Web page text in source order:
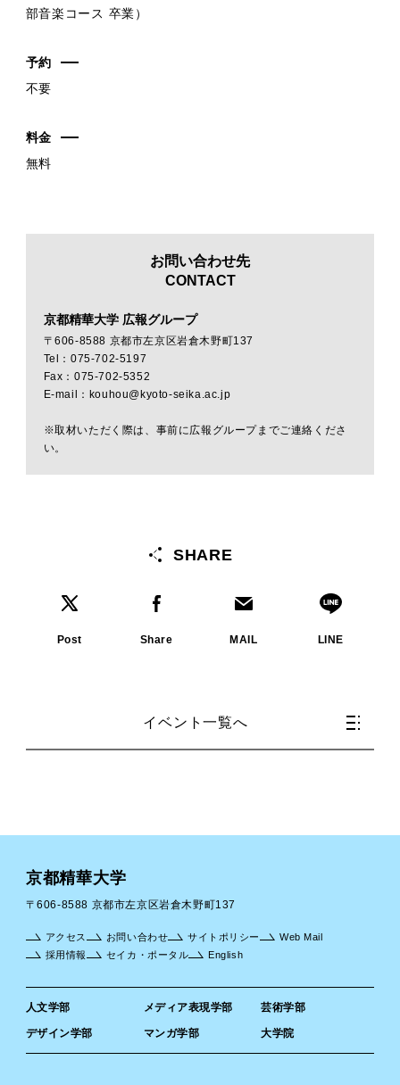
部音楽コース 卒業）
予約
不要
料金
無料
お問い合わせ先
CONTACT
京都精華大学 広報グループ
〒606-8588 京都市左京区岩倉木野町137
Tel：075-702-5197
Fax：075-702-5352
E-mail：kouhou@kyoto-seika.ac.jp
※取材いただく際は、事前に広報グループまでご連絡くださ
い。
SHARE
Post Share MAIL LINE
イベント一覧へ
京都精華大学
〒606-8588 京都市左京区岩倉木野町137
人文学部 メディア表現学部 芸術学部
デザイン学部 マンガ学部 大学院
アクセス お問い合わせ サイトポリシー
Web Mail
採用情報
セイカ・ポータル English